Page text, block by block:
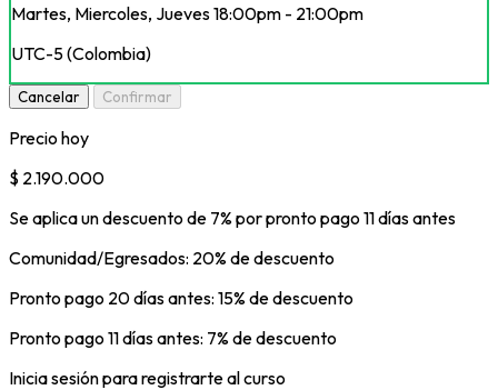
Martes, Miercoles, Jueves 18:00pm - 21:00pm
UTC-5 (Colombia)
Cancelar Confirmar
Precio hoy
$ 2.190.000
Se aplica un descuento de 7% por pronto pago 11 días antes
Comunidad/Egresados: 20% de descuento
Pronto pago 20 días antes: 15% de descuento
Pronto pago 11 días antes: 7% de descuento
Inicia sesión para registrarte al curso